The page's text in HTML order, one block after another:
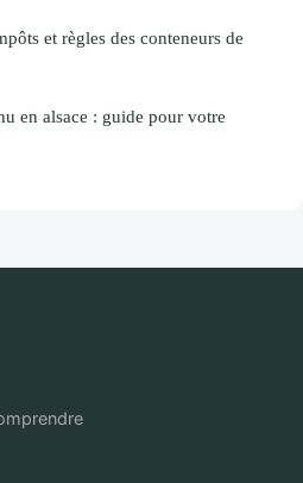
et règles des conteneurs de
en alsace : guide pour votre